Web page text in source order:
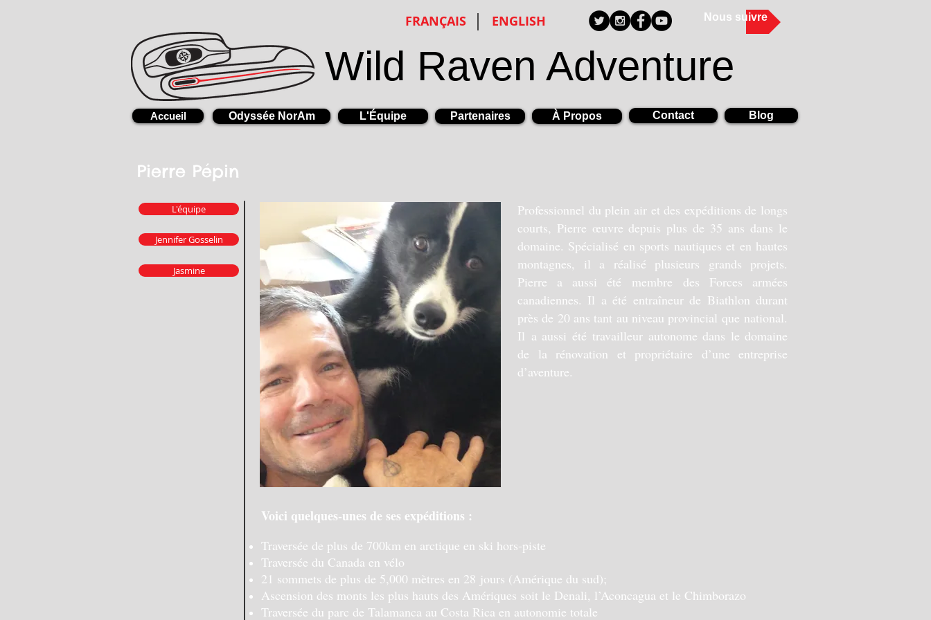
FRANÇAIS ENGLISH Nous suivre
Wild Raven Adventure
Blog
Contact
À Propos
Partenaires
L'Équipe
Accueil Odyssée NorAm
Pierre Pépin
L'équipe
Jennifer Gosselin
Jasmine
Professionnel du plein air et des expéditions de longs
courts, Pierre œuvre depuis plus de 35 ans dans le
domaine. Spécialisé en sports nautiques et en hautes
montagnes, il a réalisé plusieurs grands projets.
Pierre a aussi été membre des Forces armées
canadiennes. Il a été entraîneur de Biathlon durant
près de 20 ans tant au niveau provincial que national.
Il a aussi été travailleur autonome dans le domaine
de la rénovation et propriétaire d’une entreprise
d’aventure.
Voici quelques-unes de ses expéditions :
Traversée de plus de 700km en arctique en ski hors-piste
Traversée du Canada en vélo
21 sommets de plus de 5,000 mètres en 28 jours (Amérique du sud);
Ascension des monts les plus hauts des Amériques soit le Denali, l’Aconcagua et le Chimborazo
Traversée du parc de Talamanca au Costa Rica en autonomie totale